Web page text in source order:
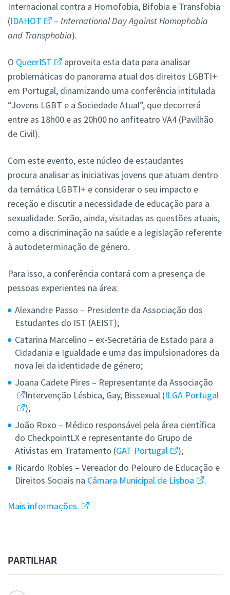
Internacional contra a Homofobia, Bifobia e Transfobia
(IDAHOT – International Day Against Homophobia
and Transphobia).
O QueerIST
aproveita esta data para analisar
problemáticas do panorama atual dos direitos LGBTI+
em Portugal, dinamizando uma conferência intitulada
“Jovens LGBT e a Sociedade Atual”, que decorrerá
entre as 18h00 e as 20h00 no anfiteatro VA4 (Pavilhão
de Civil).
Com este evento, este núcleo de estaudantes
procura analisar as iniciativas jovens que atuam dentro
da temática LGBTI+ e considerar o seu impacto e
receção e discutir a necessidade de educação para a
sexualidade. Serão, ainda, visitadas as questões atuais,
como a discriminação na saúde e a legislação referente
à autodeterminação de género.
Para isso, a conferência contará com a presença de
pessoas experientes na área:
Alexandre Passo – Presidente da Associação dos
Estudantes do IST (AEIST);
Catarina Marcelino – ex-Secretária de Estado para a
Cidadania e Igualdade e uma das impulsionadores da
nova lei da identidade de género;
Joana Cadete Pires – Representante da Associação
Intervenção Lésbica, Gay, Bissexual (ILGA Portugal
);
João Roxo – Médico responsável pela área científica
do CheckpointLX e representante do Grupo de
Ativistas em Tratamento (GAT Portugal
);
Ricardo Robles – Vereador do Pelouro de Educação e
Direitos Sociais na Câmara Municipal de Lisboa .
Mais informações.
PARTILHAR